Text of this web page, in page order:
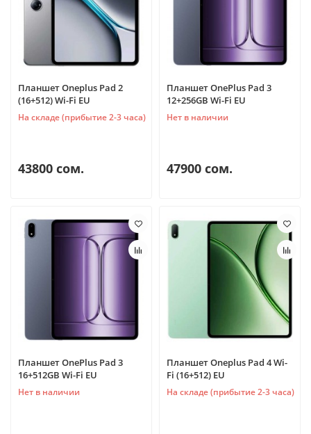
Планшет Oneplus Pad 2
(16+512) Wi-Fi EU
На складе (прибытие 2-3 часа)
43800 сом.
Планшет OnePlus Pad 3
12+256GB Wi-Fi EU
Нет в наличии
47900 сом.
Планшет OnePlus Pad 3
16+512GB Wi-Fi EU
Нет в наличии
Планшет Oneplus Pad 4 Wi-
Fi (16+512) EU
На складе (прибытие 2-3 часа)